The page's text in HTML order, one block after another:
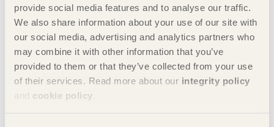
provide social media features and to analyse our traffic.
We also share information about your use of our site with
our social media, advertising and analytics partners who
may combine it with other information that you’ve
provided to them or that they’ve collected from your use
of their services. Read more about our integrity policy
and cookie policy